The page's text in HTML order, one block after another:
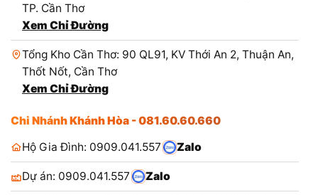
TP. Cần Thơ
Xem Chỉ Đường
Tổng Kho Cần Thơ: 90 QL91, KV Thới An 2, Thuận An,
Thốt Nốt, Cần Thơ
Xem Chỉ Đường
Chi Nhánh Khánh Hòa - 081.60.60.660
Hộ Gia Đình: 0909.041.557
Zalo
Dự án: 0909.041.557 Zalo